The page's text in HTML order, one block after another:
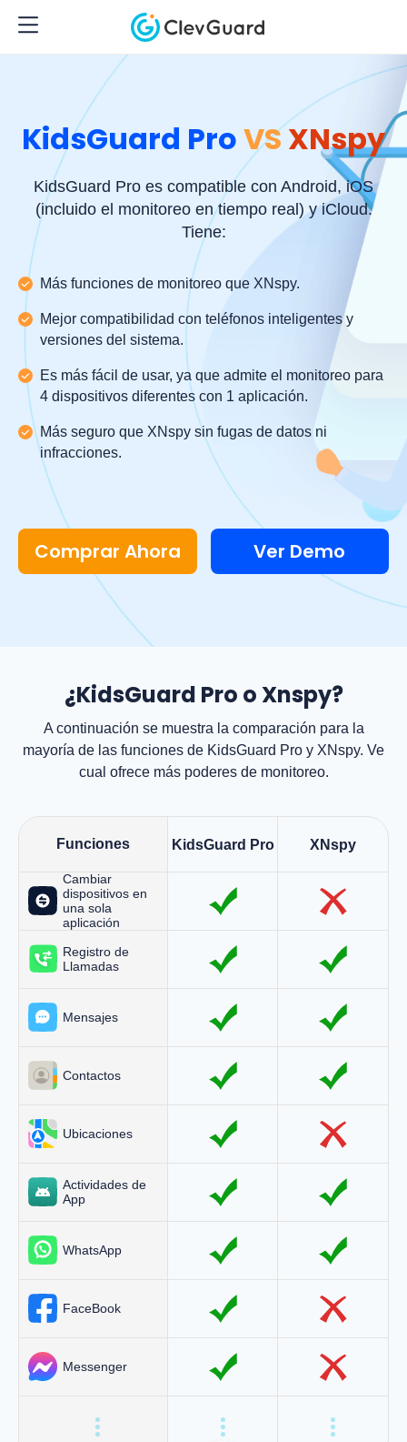
KidsGuard ProVSXNspy
KidsGuard Pro es compatible con Android, iOS
(incluido el monitoreo en tiempo real) y iCloud.
Tiene:
Más funciones de monitoreo que XNspy.
Mejor compatibilidad con teléfonos inteligentes y
versiones del sistema.
Es más fácil de usar, ya que admite el monitoreo para
4 dispositivos diferentes con 1 aplicación.
Más seguro que XNspy sin fugas de datos ni
infracciones.
Comprar Ahora Ver Demo
¿KidsGuard Pro o Xnspy?
A continuación se muestra la comparación para la
mayoría de las funciones de KidsGuard Pro y XNspy. Ve
cual ofrece más poderes de monitoreo.
Funciones KidsGuard Pro XNspy
Cambiar
dispositivos en
una sola
aplicación
Registro de
Llamadas
Mensajes
Contactos
Ubicaciones
Actividades de
App
WhatsApp
FaceBook
Messenger